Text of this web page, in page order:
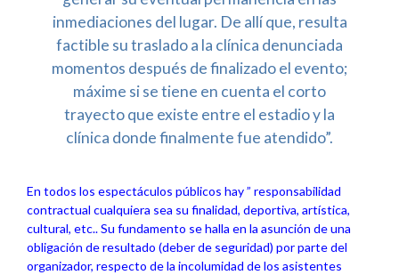
inmediaciones del lugar. De allí que, resulta
factible su traslado a la clínica denunciada
momentos después de finalizado el evento;
máxime si se tiene en cuenta el corto
trayecto que existe entre el estadio y la
clínica donde finalmente fue atendido”.
En todos los espectáculos públicos hay ” responsabilidad
contractual cualquiera sea su finalidad, deportiva, artística,
cultural, etc.. Su fundamento se halla en la asunción de una
obligación de resultado (deber de seguridad) por parte del
organizador, respecto de la incolumidad de los asistentes